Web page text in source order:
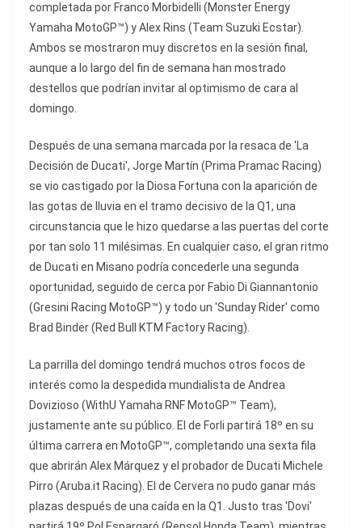
completada por Franco Morbidelli (Monster Energy
Yamaha MotoGP™) y Alex Rins (Team Suzuki Ecstar).
Ambos se mostraron muy discretos en la sesión final,
aunque a lo largo del fin de semana han mostrado
destellos que podrían invitar al optimismo de cara al
domingo.
Después de una semana marcada por la resaca de 'La
Decisión de Ducati', Jorge Martín (Prima Pramac Racing)
se vio castigado por la Diosa Fortuna con la aparición de
las gotas de lluvia en el tramo decisivo de la Q1, una
circunstancia que le hizo quedarse a las puertas del corte
por tan solo 11 milésimas. En cualquier caso, el gran ritmo
de Ducati en Misano podría concederle una segunda
oportunidad, seguido de cerca por Fabio Di Giannantonio
(Gresini Racing MotoGP™) y todo un 'Sunday Rider' como
Brad Binder (Red Bull KTM Factory Racing).
La parrilla del domingo tendrá muchos otros focos de
interés como la despedida mundialista de Andrea
Dovizioso (WithU Yamaha RNF MotoGP™ Team),
justamente ante su público. El de Forli partirá 18º en su
última carrera en MotoGP™, completando una sexta fila
que abrirán Alex Márquez y el probador de Ducati Michele
Pirro (Aruba.it Racing). El de Cervera no pudo ganar más
plazas después de una caída en la Q1. Justo tras 'Dovi'